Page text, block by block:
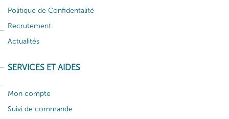
Politique de Confidentalité
Recrutement
Actualités
SERVICES ET AIDES
Mon compte
Suivi de commande